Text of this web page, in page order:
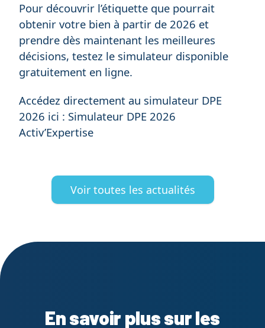
Pour découvrir l’étiquette que pourrait
obtenir votre bien à partir de 2026 et
prendre dès maintenant les meilleures
décisions, testez le simulateur disponible
gratuitement en ligne.
Accédez directement au simulateur DPE
2026 ici : Simulateur DPE 2026
Activ’Expertise
Voir toutes les actualités
En savoir plus sur les